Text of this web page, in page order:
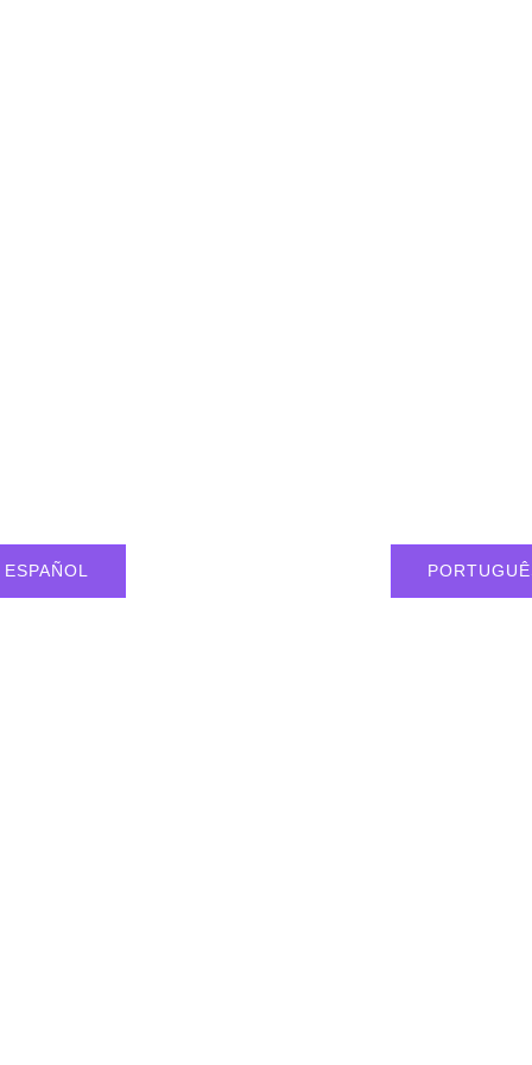
ESPAÑOL